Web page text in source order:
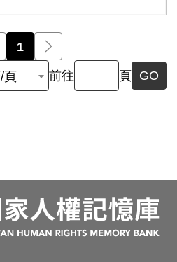
前一頁
1
頁 前往 頁 GO